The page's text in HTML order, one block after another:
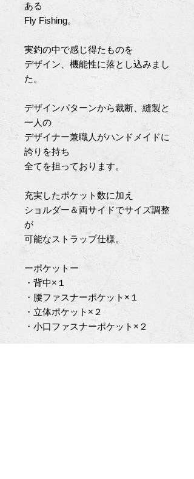
ある
Fly Fishing。
実釣の中で感じ得たものを
デザイン、機能性に落とし込みまし
た。
デザインパターンから裁断、縫製と
一人の
デザイナー兼職人がハンドメイドに
誇りを持ち
全てを担っております。
充実したポケット数に加え
ショルダー＆両サイドでサイズ調整
が
可能なストラップ仕様。
ーポケットー
・背中×１
・腰ファスナーポケット×１
・立体ポケット×２
・小口ファスナーポケット×２